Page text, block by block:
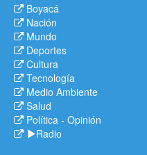
Boyacá
Nación
Mundo
Deportes
Cultura
Tecnología
Medio Ambiente
Salud
Política - Opinión
Radio